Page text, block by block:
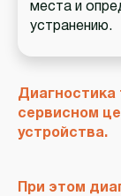
места и
устранению.
Диагностика
сервисном
устройства.
При этом